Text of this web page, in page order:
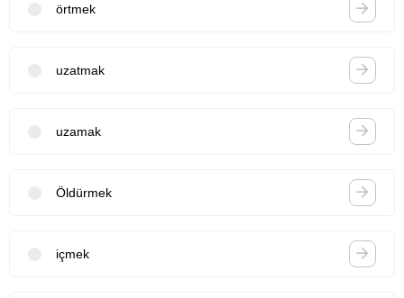
örtmek
uzatmak
uzamak
Öldürmek
içmek